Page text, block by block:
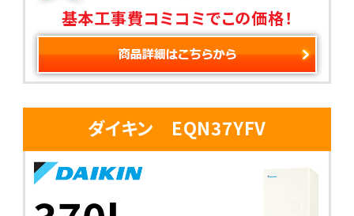
基本工事費コミコミでこの価格！
ダイキン EQN37YFV